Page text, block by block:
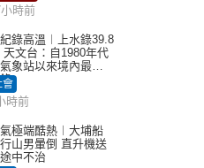
時前
錄高溫︱上水錄39.8
天文台：自1980年代
象站以來境內最高
會
時前
極端酷熱︱大埔船
山男暈倒 直升機送
中不治